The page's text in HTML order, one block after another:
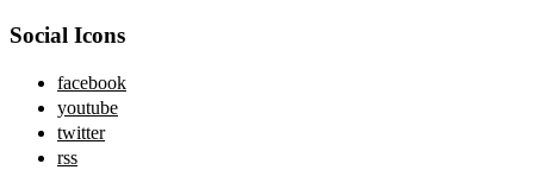
Social Icons
facebook
youtube
twitter
rss